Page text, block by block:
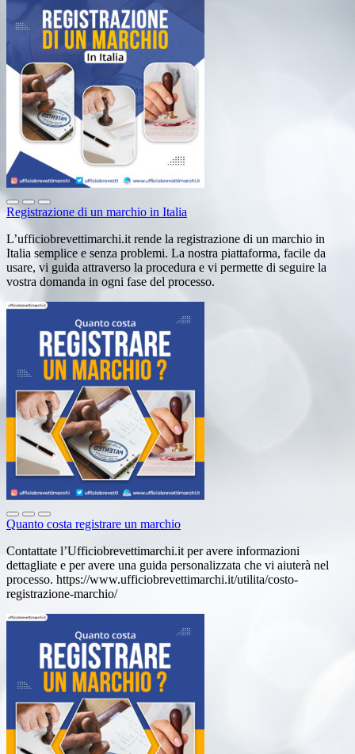
Registrazione di un marchio in Italia
L’ufficiobrevettimarchi.it rende la registrazione di un marchio in
Italia semplice e senza problemi. La nostra piattaforma, facile da
usare, vi guida attraverso la procedura e vi permette di seguire la
vostra domanda in ogni fase del processo.
Quanto costa registrare un marchio
Contattate l’Ufficiobrevettimarchi.it per avere informazioni
dettagliate e per avere una guida personalizzata che vi aiuterà nel
processo. https://www.ufficiobrevettimarchi.it/utilita/costo-
registrazione-marchio/